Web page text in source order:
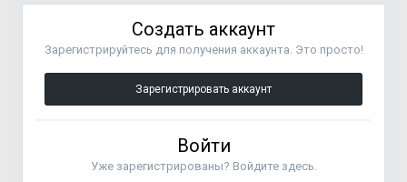
Создать аккаунт
Зарегистрируйтесь для получения аккаунта. Это просто!
Зарегистрировать аккаунт
Войти
Уже зарегистрированы? Войдите здесь.